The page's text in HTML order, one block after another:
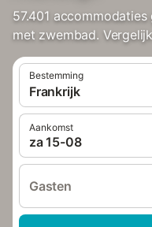
57.401
met zwembad.
Bestemming
Frankrijk
Aankomst
za 15-08
Gasten